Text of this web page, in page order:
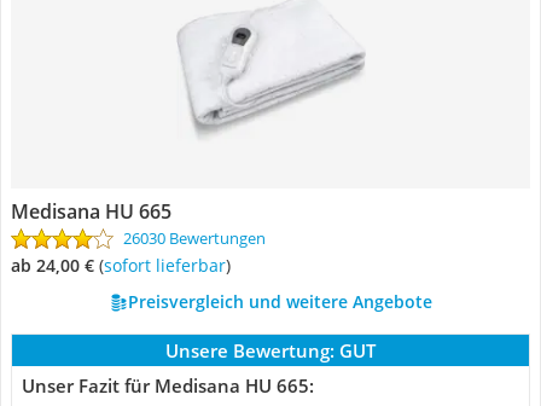
Medisana HU 665
26030 Bewertungen
ab 24,00 € ( Sofort lieferbar)
Preisvergleich und weitere Angebote
Unsere Bewertung: GUT
Unser Fazit für Medisana HU 665: